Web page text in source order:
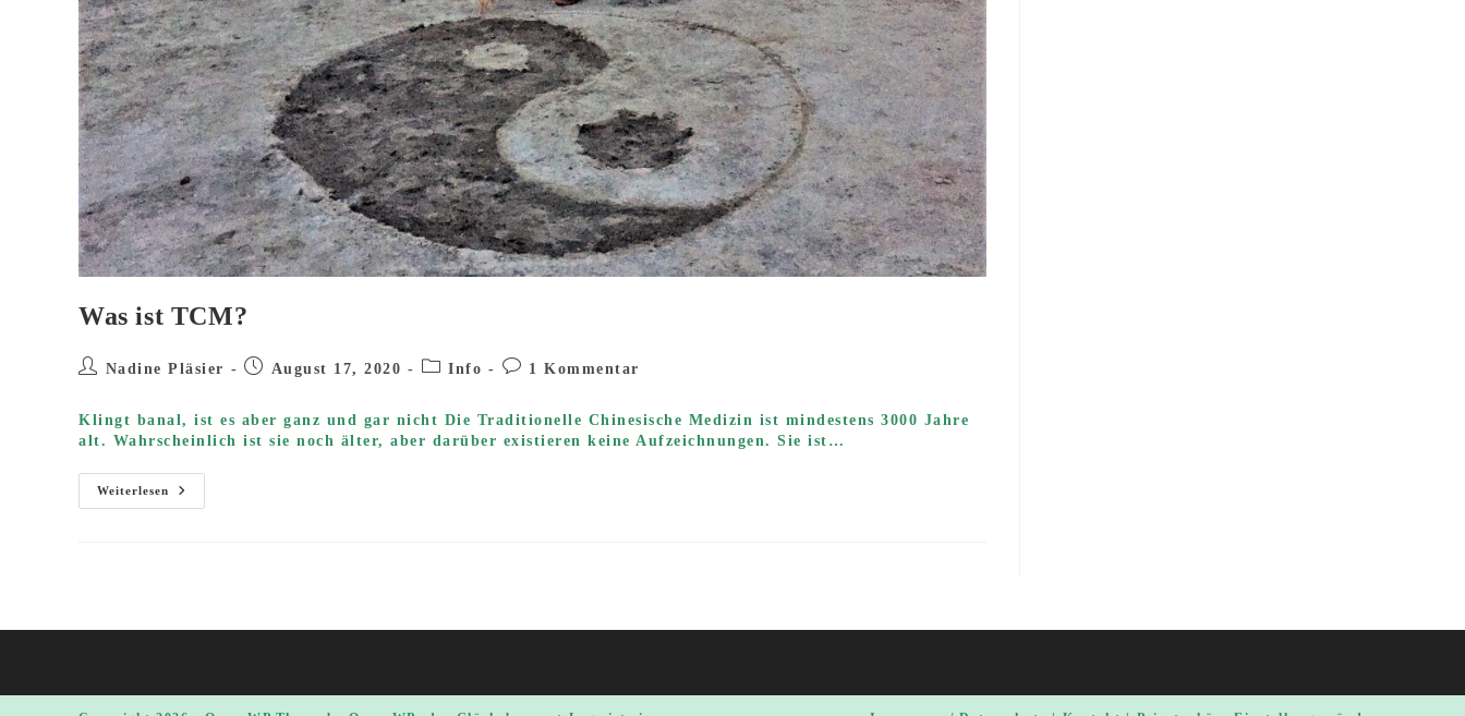
Was ist TCM?
Beitrags-
Nadine Pläsier
BeitragAugust 17, 2020
Beitrags-
Info
Beitrags-
1 Kommentar
Klingt banal, ist es aber ganz und gar nicht Die Traditionelle Chinesische Medizin ist mindestens 3000 Jahre
alt. Wahrscheinlich ist sie noch älter, aber darüber existieren keine Aufzeichnungen. Sie ist…
Weiterlesen
Was
Ist